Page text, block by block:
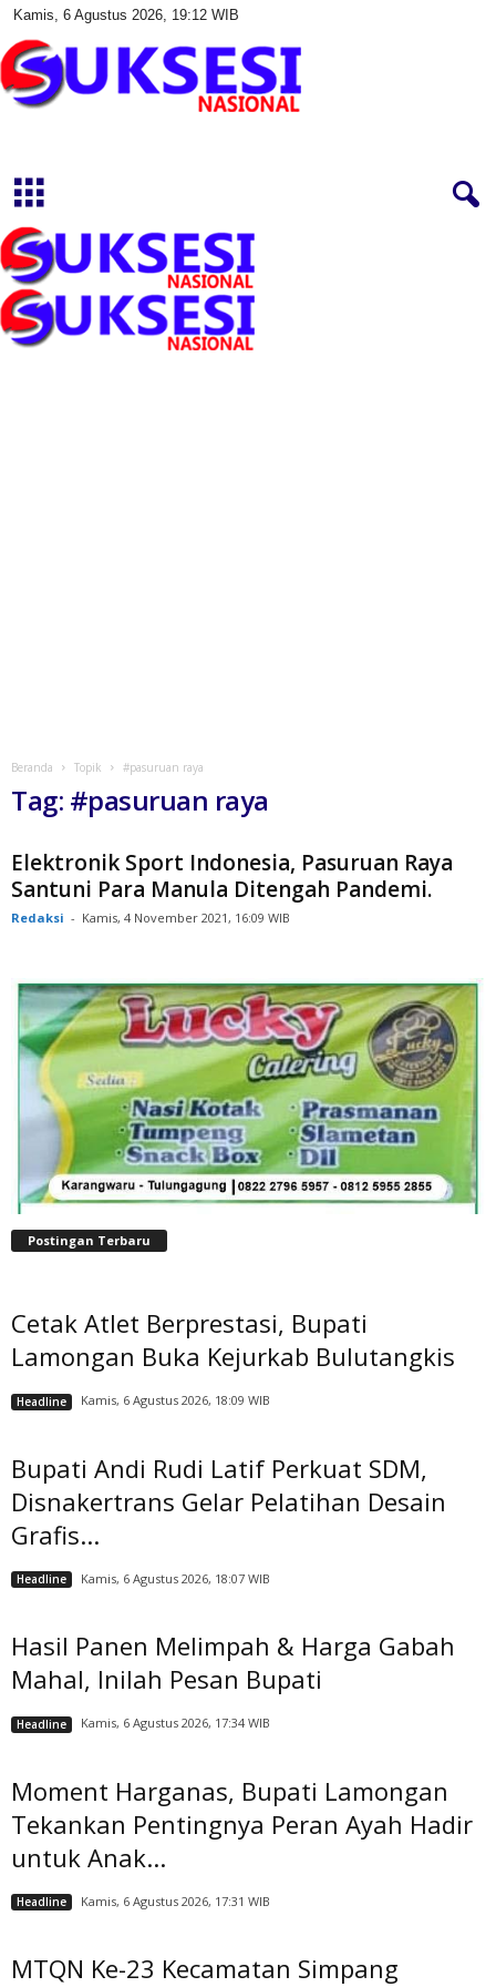
Kamis, 6 Agustus 2026, 19:12 WIB
s
i
a
s
Beranda Topik #pasuruan raya
Tag: #pasuruan raya
Elektronik Sport Indonesia, Pasuruan Raya
Santuni Para Manula Ditengah Pandemi.
Redaksi - Kamis, 4 November 2021, 16:09 WIB
Postingan Terbaru
Cetak Atlet Berprestasi, Bupati
Lamongan Buka Kejurkab Bulutangkis
Headline Kamis, 6 Agustus 2026, 18:09 WIB
Bupati Andi Rudi Latif Perkuat SDM,
Disnakertrans Gelar Pelatihan Desain
Grafis...
Headline Kamis, 6 Agustus 2026, 18:07 WIB
Hasil Panen Melimpah & Harga Gabah
Mahal, Inilah Pesan Bupati
Headline Kamis, 6 Agustus 2026, 17:34 WIB
Moment Harganas, Bupati Lamongan
Tekankan Pentingnya Peran Ayah Hadir
untuk Anak...
Headline Kamis, 6 Agustus 2026, 17:31 WIB
MTQN Ke-23 Kecamatan Simpang